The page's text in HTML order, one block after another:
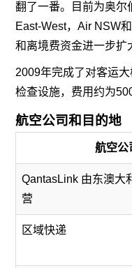
翻了一番。目前为奥尔
East-West，Air NSW
和离境费资金进一步扩
2009年完成了对客运
检查设施，费用约为
航空公司和目的地
航空公
QantasLink 由东澳大
营
区域快递